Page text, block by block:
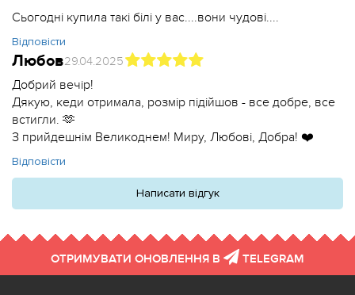
Сьогодні купила такі білі у вас....вони чудові....
Відповісти
Любов29.04.2025
Добрий вечір!
Дякую, кеди отримала, розмір підійшов - все добре, все
встигли. 🫶
З прийдешнім Великоднем! Миру, Любові, Добра! ❤️
Відповісти
Написати відгук
ОТРИМУВАТИ ОНОВЛЕННЯ В TELEGRAM